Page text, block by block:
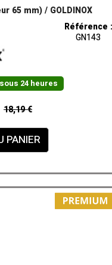
65 mm) / GOLDINOX
Référence :
GN143
24 heures
18,19 €
PANIER